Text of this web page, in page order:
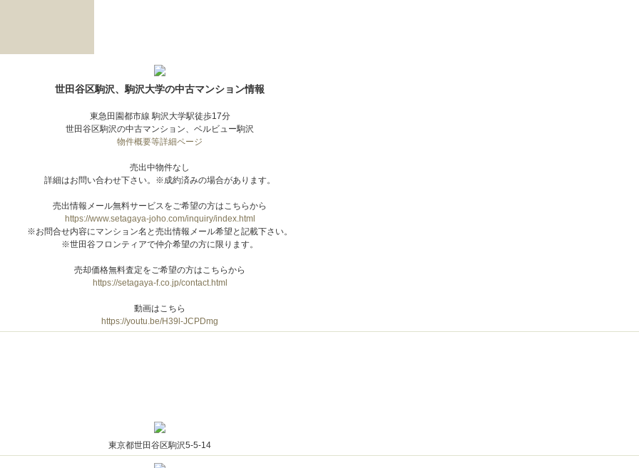
世田谷区駒沢、駒沢大学の中古マンション情報
東急田園都市線 駒沢大学駅徒歩17分
世田谷区駒沢の中古マンション、ベルビュー駒沢
物件概要等詳細ページ
売出中物件なし
詳細はお問い合わせ下さい。※成約済みの場合があります。
売出情報メール無料サービスをご希望の方はこちらから
https://www.setagaya-joho.com/inquiry/index.html
※お問合せ内容にマンション名と売出情報メール希望と記載下さい。
※世田谷フロンティアで仲介希望の方に限ります。
売却価格無料査定をご希望の方はこちらから
https://setagaya-f.co.jp/contact.html
動画はこちら
https://youtu.be/H39l-JCPDmg
東京都世田谷区駒沢5-5-14